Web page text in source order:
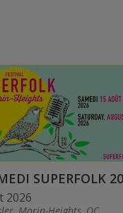
SUPERFOLK
2026